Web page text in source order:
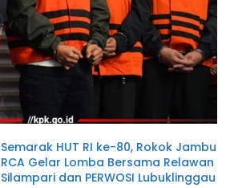
Semarak HUT RI ke-80, Rokok Jambu
RCA Gelar Lomba Bersama Relawan
Silampari dan PERWOSI Lubuklinggau